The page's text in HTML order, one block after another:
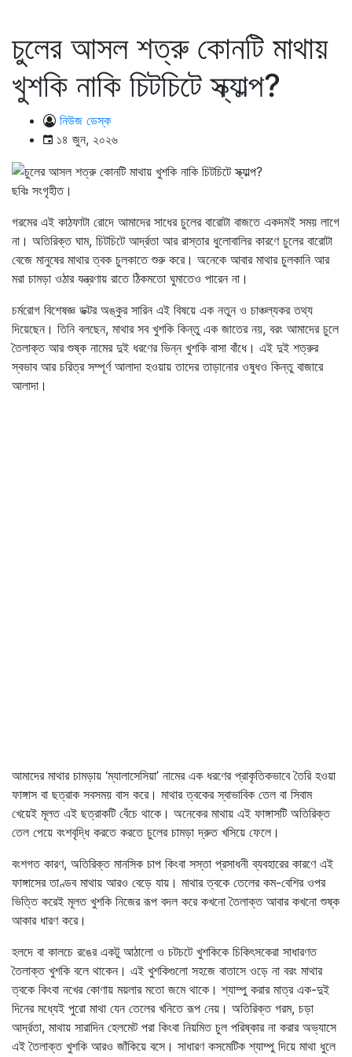
চুলের আসল শত্রু কোনটি মাথায়
খুশকি নাকি চিটচিটে স্ক্যাল্প?
নিউজ ডেস্ক
১৪ জুন, ২০২৬
ছবিঃ সংগৃহীত।
গরমের এই কাঠফাটা রোদে আমাদের সাধের চুলের বারোটা বাজতে একদমই সময় লাগে
না। অতিরিক্ত ঘাম, চিটচিটে আর্দ্রতা আর রাস্তার ধুলোবালির কারণে চুলের বারোটা
বেজে মানুষের মাথার ত্বক চুলকাতে শুরু করে। অনেকে আবার মাথার চুলকানি আর
মরা চামড়া ওঠার যন্ত্রণায় রাতে ঠিকমতো ঘুমাতেও পারেন না।
চর্মরোগ বিশেষজ্ঞ ডক্টর অঙ্কুর সারিন এই বিষয়ে এক নতুন ও চাঞ্চল্যকর তথ্য
দিয়েছেন। তিনি বলছেন, মাথার সব খুশকি কিন্তু এক জাতের নয়, বরং আমাদের চুলে
তৈলাক্ত আর শুষ্ক নামের দুই ধরণের ভিন্ন খুশকি বাসা বাঁধে। এই দুই শত্রুর
স্বভাব আর চরিত্র সম্পূর্ণ আলাদা হওয়ায় তাদের তাড়ানোর ওষুধও কিন্তু বাজারে
আলাদা।
আমাদের মাথার চামড়ায় ‘ম্যালাসেসিয়া’ নামের এক ধরণের প্রাকৃতিকভাবে তৈরি হওয়া
ফাঙ্গাস বা ছত্রাক সবসময় বাস করে। মাথার ত্বকের স্বাভাবিক তেল বা সিবাম
খেয়েই মূলত এই ছত্রাকটি বেঁচে থাকে। অনেকের মাথায় এই ফাঙ্গাসটি অতিরিক্ত
তেল পেয়ে বংশবৃদ্ধি করতে করতে চুলের চামড়া দ্রুত খসিয়ে ফেলে।
বংশগত কারণ, অতিরিক্ত মানসিক চাপ কিংবা সস্তা প্রসাধনী ব্যবহারের কারণে এই
ফাঙ্গাসের তাণ্ডব মাথায় আরও বেড়ে যায়। মাথার ত্বকে তেলের কম-বেশির ওপর
ভিত্তি করেই মূলত খুশকি নিজের রূপ বদল করে কখনো তৈলাক্ত আবার কখনো শুষ্ক
আকার ধারণ করে।
হলদে বা কালচে রঙের একটু আঠালো ও চটচটে খুশকিকে চিকিৎসকেরা সাধারণত
তৈলাক্ত খুশকি বলে থাকেন। এই খুশকিগুলো সহজে বাতাসে ওড়ে না বরং মাথার
ত্বকে কিংবা নখের কোণায় ময়লার মতো জমে থাকে। শ্যাম্পু করার মাত্র এক-দুই
দিনের মধ্যেই পুরো মাথা যেন তেলের খনিতে রূপ নেয়। অতিরিক্ত গরম, চড়া
আর্দ্রতা, মাথায় সারাদিন হেলমেট পরা কিংবা নিয়মিত চুল পরিষ্কার না করার অভ্যাসে
এই তৈলাক্ত খুশকি আরও জাঁকিয়ে বসে। সাধারণ কসমেটিক শ্যাম্পু দিয়ে মাথা ধুলে